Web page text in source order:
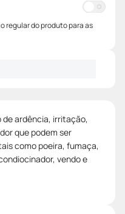
regular do produto para as
de ardência, irritação,
que podem ser
como poeira, fumaça,
vendo e